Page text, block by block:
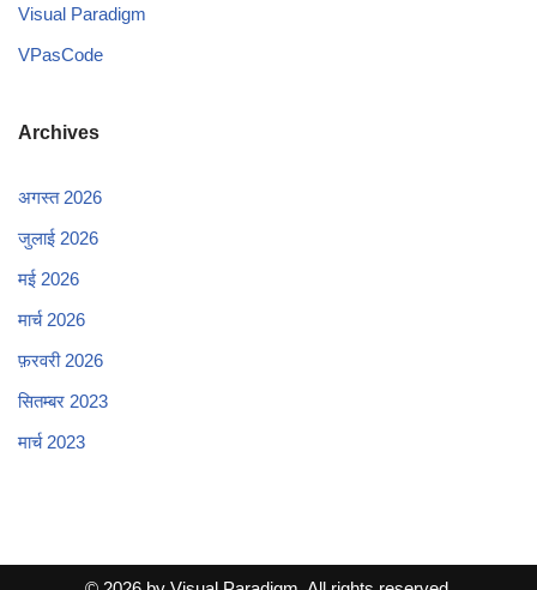
Visual Paradigm
VPasCode
Archives
अगस्त 2026
जुलाई 2026
मई 2026
मार्च 2026
फ़रवरी 2026
सितम्बर 2023
मार्च 2023